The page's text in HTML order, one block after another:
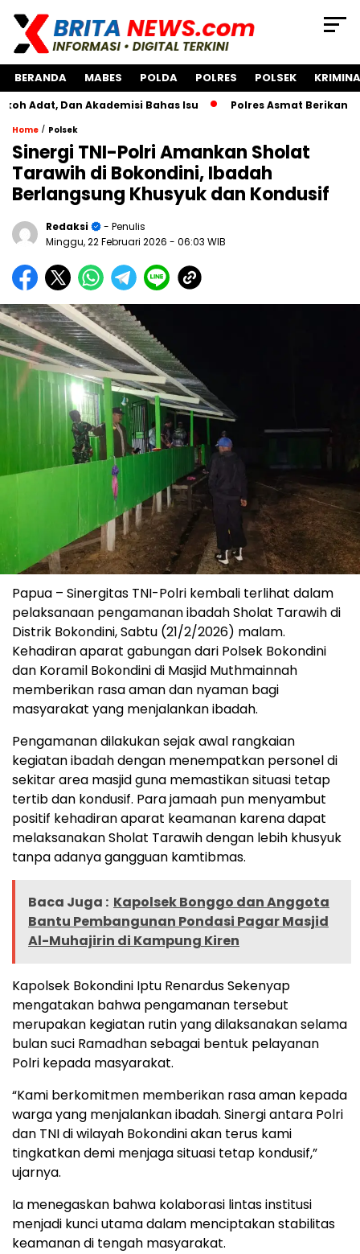
BERANDA MABES POLDA POLRES POLSEK
Akademisi Bahas Isu Polres Asmat Berikan Bantuan
Home / Polsek
Sinergi TNI-Polri Amankan Sholat
Tarawih di Bokondini, Ibadah
Berlangsung Khusyuk dan Kondusif
Redaksi
- Penulis
Minggu, 22 Februari 2026 - 06:03 WIB
Papua – Sinergitas TNI-Polri kembali terlihat dalam
pelaksanaan pengamanan ibadah Sholat Tarawih di
Distrik Bokondini, Sabtu (21/2/2026) malam.
Kehadiran aparat gabungan dari Polsek Bokondini
dan Koramil Bokondini di Masjid Muthmainnah
memberikan rasa aman dan nyaman bagi
masyarakat yang menjalankan ibadah.
Pengamanan dilakukan sejak awal rangkaian
kegiatan ibadah dengan menempatkan personel di
sekitar area masjid guna memastikan situasi tetap
tertib dan kondusif. Para jamaah pun menyambut
positif kehadiran aparat keamanan karena dapat
melaksanakan Sholat Tarawih dengan lebih khusyuk
tanpa adanya gangguan kamtibmas.
Baca Juga : Kapolsek Bonggo dan Anggota
Bantu Pembangunan Pondasi Pagar Masjid
Al-Muhajirin di Kampung Kiren
Kapolsek Bokondini Iptu Renardus Sekenyap
mengatakan bahwa pengamanan tersebut
merupakan kegiatan rutin yang dilaksanakan selama
bulan suci Ramadhan sebagai bentuk pelayanan
Polri kepada masyarakat.
“Kami berkomitmen memberikan rasa aman kepada
warga yang menjalankan ibadah. Sinergi antara Polri
dan TNI di wilayah Bokondini akan terus kami
tingkatkan demi menjaga situasi tetap kondusif,”
ujarnya.
Ia menegaskan bahwa kolaborasi lintas institusi
menjadi kunci utama dalam menciptakan stabilitas
keamanan di tengah masyarakat.